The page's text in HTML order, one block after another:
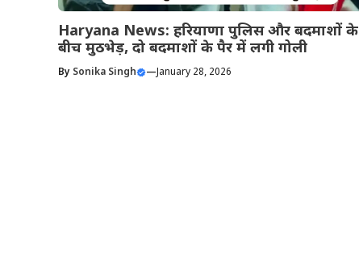
Haryana News: हरियाणा पुलिस और बदमाशों के
बीच मुठभेड़, दो बदमाशों के पैर में लगी गोली
By Sonika Singh —January 28, 2026